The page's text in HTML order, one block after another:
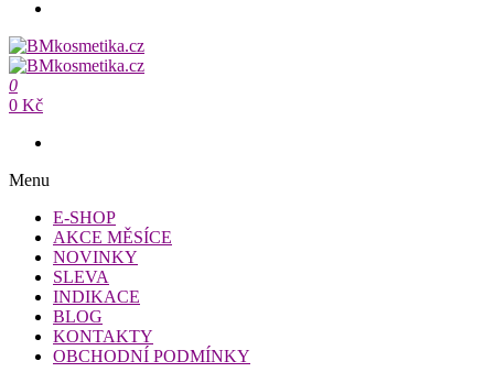
Přeskočit
na
obsah
BMkosmetika.cz
BMkosmetika.cz
0
0 Kč
Menu
E-SHOP
AKCE MĚSÍCE
NOVINKY
SLEVA
INDIKACE
BLOG
KONTAKTY
OBCHODNÍ PODMÍNKY